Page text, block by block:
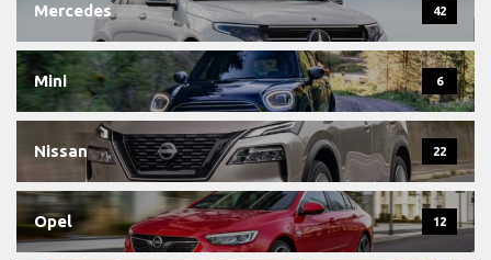
Mercedes 42
Mini 6
Nissan 22
Opel 12